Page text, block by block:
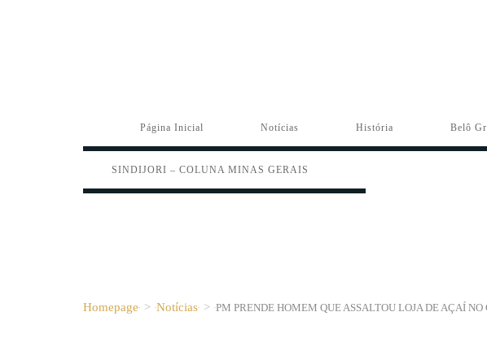
Página Inicial Notícias História Belô
SINDIJORI – COLUNA MINAS GERAIS
Homepage > Notícias > PM PRENDE HOMEM QUE ASSALTOU LOJA DE AÇAÍ NO